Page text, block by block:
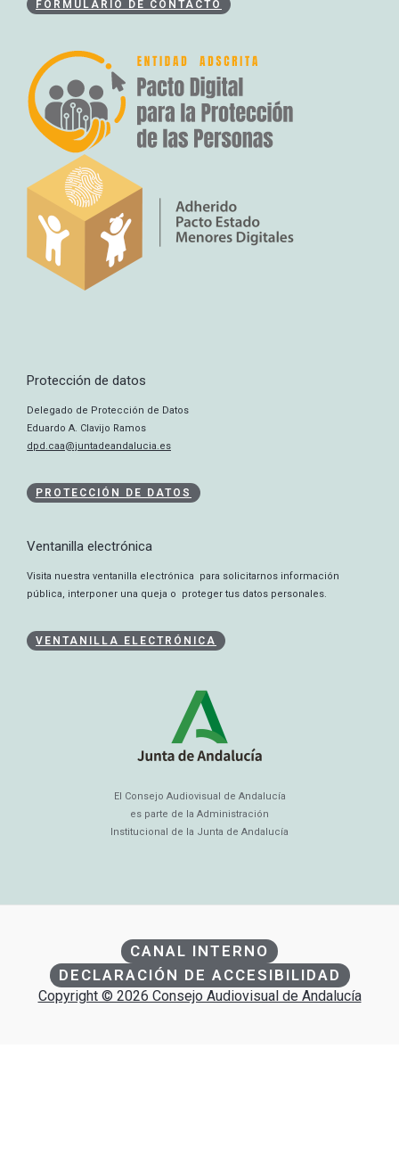
FORMULARIO DE CONTACTO
Protección de datos
Delegado de Protección de Datos
Eduardo A. Clavijo Ramos
dpd.caa@juntadeandalucia.es
PROTECCIÓN DE DATOS
Ventanilla electrónica
Visita nuestra ventanilla electrónica para solicitarnos información
pública, interponer una queja o proteger tus datos personales.
VENTANILLA ELECTRÓNICA
El Consejo Audiovisual de Andalucía
es parte de la Administración
Institucional de la Junta de Andalucía
CANAL INTERNO
DECLARACIÓN DE ACCESIBILIDAD
Copyright © 2026 Consejo Audiovisual de Andalucía